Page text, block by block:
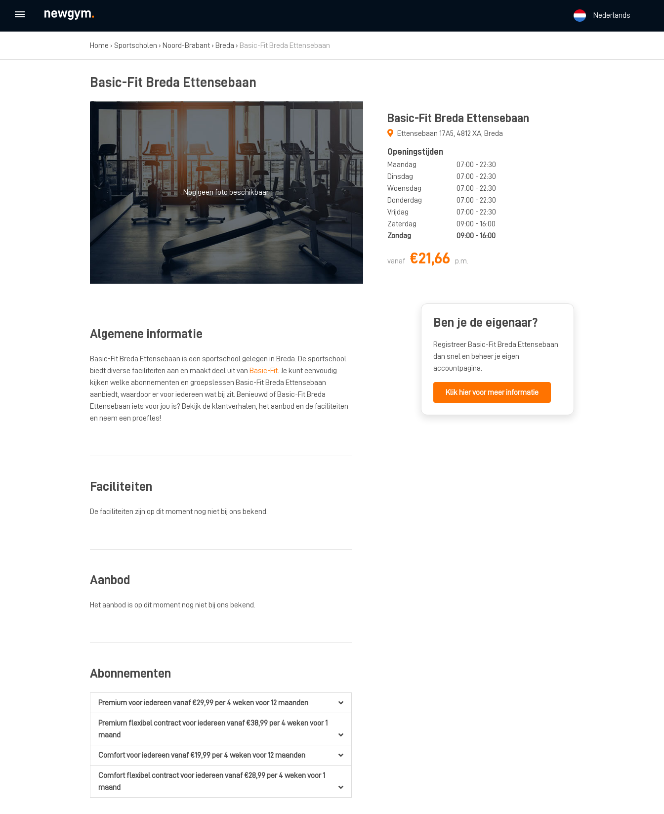
Nederlands
Home › Sportscholen › Noord-Brabant › Breda › Basic-Fit Breda Ettensebaan
Basic-Fit Breda Ettensebaan
Nog geen foto beschikbaar.
Basic-Fit Breda Ettensebaan
Ettensebaan 17A5 4812 XA, Breda
Openingstijden
Maandag
07:00 - 22:30
Dinsdag
07:00 - 22:30
Woensdag
07:00 - 22:30
Donderdag
07:00 - 22:30
Vrijdag
07:00 - 22:30
Zaterdag
09:00 - 16:00
Zondag
09:00 - 16:00
vanaf €21,66 p.m.
Algemene informatie
Basic-Fit Breda Ettensebaan is een sportschool gelegen in Breda. De sportschool
biedt diverse faciliteiten aan en maakt deel uit van Basic-Fit . Je kunt eenvoudig
kijken welke abonnementen en groepslessen Basic-Fit Breda Ettensebaan
aanbiedt, waardoor er voor iedereen wat bij zit. Benieuwd of Basic-Fit Breda
Ettensebaan iets voor jou is? Bekijk de klantverhalen, het aanbod en de faciliteiten
en neem een proefles!
Faciliteiten
De faciliteiten zijn op dit moment nog niet bij ons bekend.
Aanbod
Het aanbod is op dit moment nog niet bij ons bekend.
Abonnementen
Premiumvoor iedereenvanaf €29,99per 4 wekenvoor 12 maanden
Premium flexibel contractvoor iedereenvanaf €38,99per 4 wekenvoor 1
maand
Comfortvoor iedereenvanaf €19,99per 4 wekenvoor 12 maanden
Comfort flexibel contractvoor iedereenvanaf €28,99per 4 wekenvoor 1
maand
Ben je de eigenaar?
Registreer Basic-Fit Breda Ettensebaan
dan snel en beheer je eigen
accountpagina.
Klik hier voor meer informatie